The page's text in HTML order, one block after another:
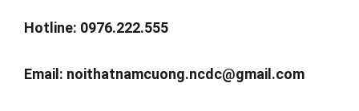
Hotline: 0976.222.555
Email: noithatnamcuong.ncdc@gmail.com